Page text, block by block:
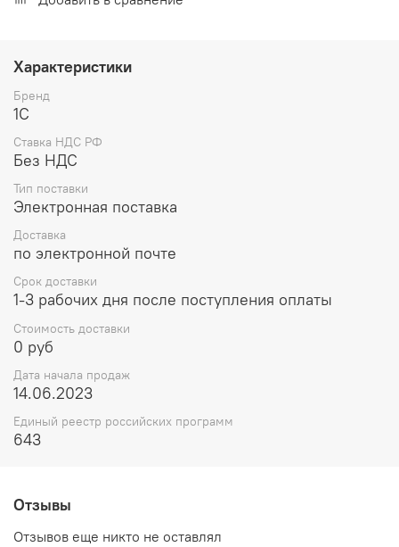
Характеристики
Бренд
1С
Ставка НДС РФ
Без НДС
Тип поставки
Электронная поставка
Доставка
по электронной почте
Срок доставки
1-3 рабочих дня после поступления оплаты
Стоимость доставки
0 руб
Дата начала продаж
14.06.2023
Единый реестр российских программ
643
Отзывы
Отзывов еще никто не оставлял